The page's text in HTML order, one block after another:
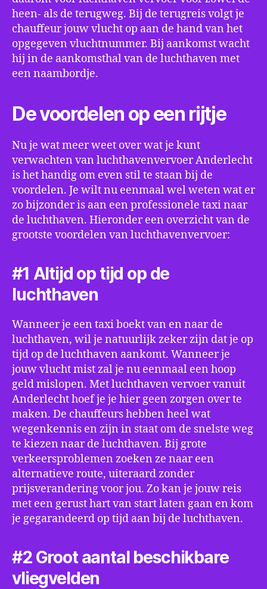
heen- als de terugweg. Bij de terugreis volgt je
chauffeur jouw vlucht op aan de hand van het
opgegeven vluchtnummer. Bij aankomst wacht
hij in de aankomsthal van de luchthaven met
een naambordje.
De voordelen op een rijtje
Nu je wat meer weet over wat je kunt
verwachten van luchthavenvervoer Anderlecht
is het handig om even stil te staan bij de
voordelen. Je wilt nu eenmaal wel weten wat er
zo bijzonder is aan een professionele taxi naar
de luchthaven. Hieronder een overzicht van de
grootste voordelen van luchthavenvervoer:
#1 Altijd op tijd op de
luchthaven
Wanneer je een taxi boekt van en naar de
luchthaven, wil je natuurlijk zeker zijn dat je op
tijd op de luchthaven aankomt. Wanneer je
jouw vlucht mist zal je nu eenmaal een hoop
geld mislopen. Met luchthaven vervoer vanuit
Anderlecht hoef je je hier geen zorgen over te
maken. De chauffeurs hebben heel wat
wegenkennis en zijn in staat om de snelste weg
te kiezen naar de luchthaven. Bij grote
verkeersproblemen zoeken ze naar een
alternatieve route, uiteraard zonder
prijsverandering voor jou. Zo kan je jouw reis
met een gerust hart van start laten gaan en kom
je gegarandeerd op tijd aan bij de luchthaven.
#2 Groot aantal beschikbare
vliegvelden